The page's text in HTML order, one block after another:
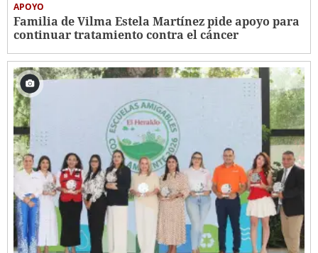
APOYO
Familia de Vilma Estela Martínez pide apoyo para
continuar tratamiento contra el cáncer